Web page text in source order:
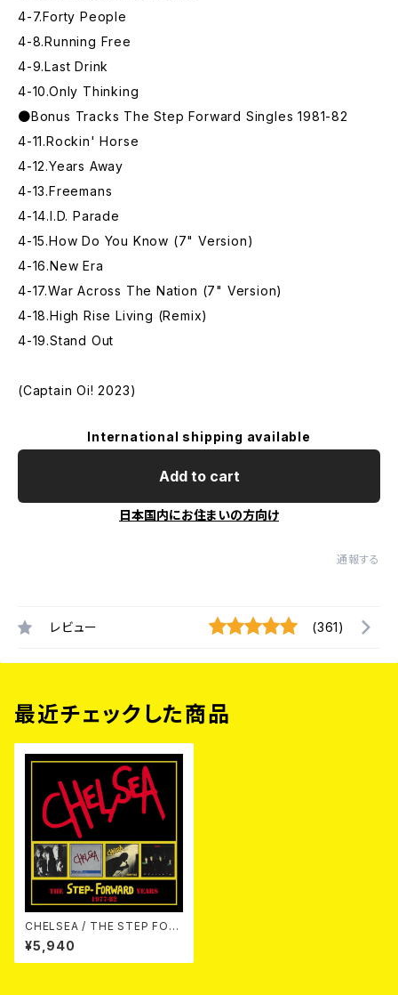
4-7.Forty People
4-8.Running Free
4-9.Last Drink
4-10.Only Thinking
●Bonus Tracks The Step Forward Singles 1981-82
4-11.Rockin' Horse
4-12.Years Away
4-13.Freemans
4-14.I.D. Parade
4-15.How Do You Know (7" Version)
4-16.New Era
4-17.War Across The Nation (7" Version)
4-18.High Rise Living (Remix)
4-19.Stand Out
(Captain Oi! 2023)
International shipping available
Add to cart
日本国内にお住まいの方向け
通報する
レビュー (361)
最近チェックした商品
CHELSEA / THE STEP FOR
WARD YEARS 1977-82 4CD
¥5,940